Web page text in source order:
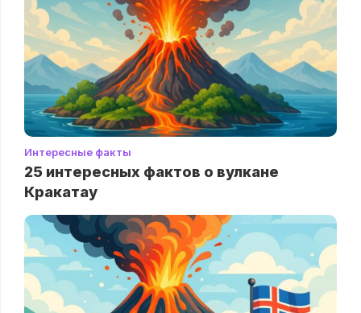
Интересные факты
25 интересных фактов о вулкане
Кракатау